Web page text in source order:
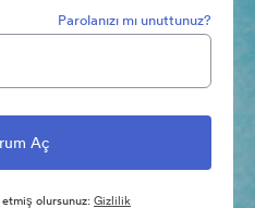
Parolanızı mı unuttunuz?
olursunuz:Gizlilik